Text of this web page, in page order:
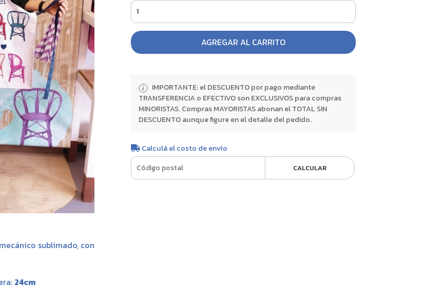
sublimado, con
24cm
AGREGAR AL CARRITO
IMPORTANTE: el DESCUENTO por pago mediante
TRANSFERENCIA o EFECTIVO son EXCLUSIVOS para compras
MINORISTAS. Compras MAYORISTAS abonan el TOTAL SIN
DESCUENTO aunque figure en el detalle del pedido.
Calculá el costo de envío
CALCULAR